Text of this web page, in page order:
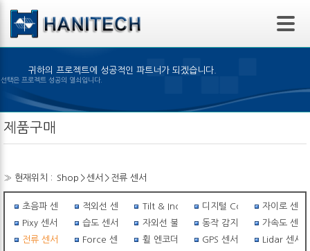
본문 바로가기
귀하의 프로젝트에 성공적인 파트너가 되겠습니다.
품의 선택은 프로젝트 성공의 열쇠입니다.
제품구매
» 현재위치 : Shop >센서 > 전류 센서
초음파 센서 적외선 센서 Tilt & Inclinometer디지털 Compass자이로 센서
Pixy 센서
습도 센서 자외선 불꽃감지 센서동작 감지 센서 가속도 센서
전류 센서
Force 센서 휠 엔코더 GPS 센서
Lidar 센서